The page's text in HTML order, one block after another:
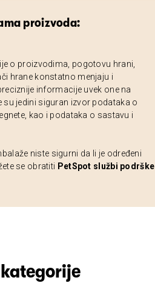
proizvoda:
o proizvodima, pogotovu hrani,
hrane konstatno menjaju i
informacije uvek one na
jedini siguran izvor podataka o
kao i podataka o sastavu i
niste sigurni da li je određeni
se obratiti PetSpot službi podrške